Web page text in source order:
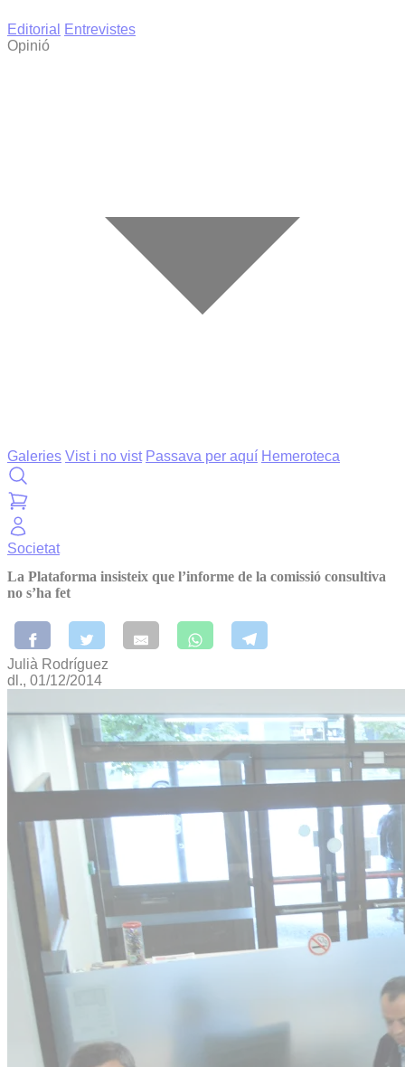
Editorial
Entrevistes
Opinió
Galeries Vist i no vist Passava per aquí Hemeroteca
Societat
La Plataforma insisteix que l’informe de la comissió consultiva
no s’ha fet
Julià Rodríguez
dl., 01/12/2014